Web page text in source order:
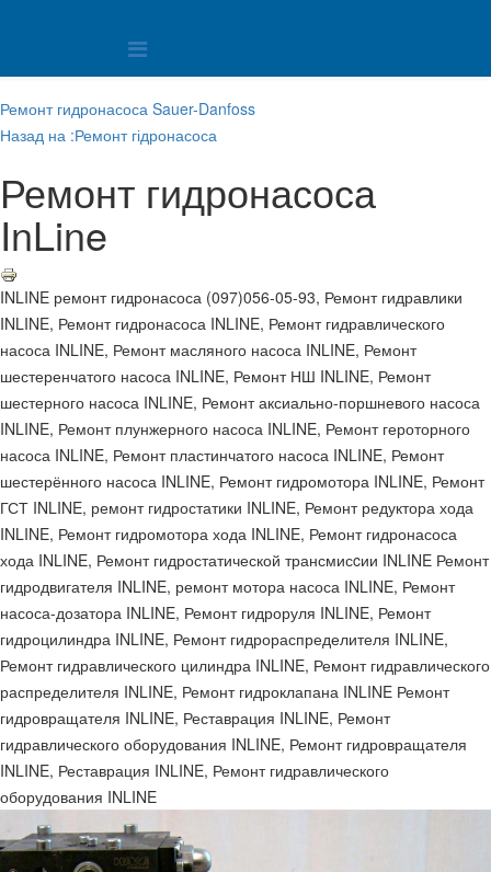
Ремонт гидронасоса Sauer-Danfoss
Назад на :Ремонт гідронасоса
Ремонт гидронасоса
InLine
INLINE ремонт гидронасоса (097)056-05-93, Ремонт гидравлики
INLINE, Ремонт гидронасоса INLINE, Ремонт гидравлического
насоса INLINE, Ремонт масляного насоса INLINE, Ремонт
шестеренчатого насоса INLINE, Ремонт НШ INLINE, Ремонт
шестерного насоса INLINE, Ремонт аксиально-поршневого насоса
INLINE, Ремонт плунжерного насоса INLINE, Ремонт героторного
насоса INLINE, Ремонт пластинчатого насоса INLINE, Ремонт
шестерённого насоса INLINE, Ремонт гидромотора INLINE, Ремонт
ГСТ INLINE, ремонт гидростатики INLINE, Ремонт редуктора хода
INLINE, Ремонт гидромотора хода INLINE, Ремонт гидронасоса
хода INLINE, Ремонт гидростатической трансмисcии INLINE Ремонт
гидродвигателя INLINE, ремонт мотора насоса INLINE, Ремонт
насоса-дозатора INLINE, Ремонт гидроруля INLINE, Ремонт
гидроцилиндра INLINE, Ремонт гидрораспределителя INLINE,
Ремонт гидравлического цилиндра INLINE, Ремонт гидравлического
распределителя INLINE, Ремонт гидроклапана INLINE Ремонт
гидровращателя INLINE, Реставрация INLINE, Ремонт
гидравлического оборудования INLINE, Ремонт гидровращателя
INLINE, Реставрация INLINE, Ремонт гидравлического
оборудования INLINE